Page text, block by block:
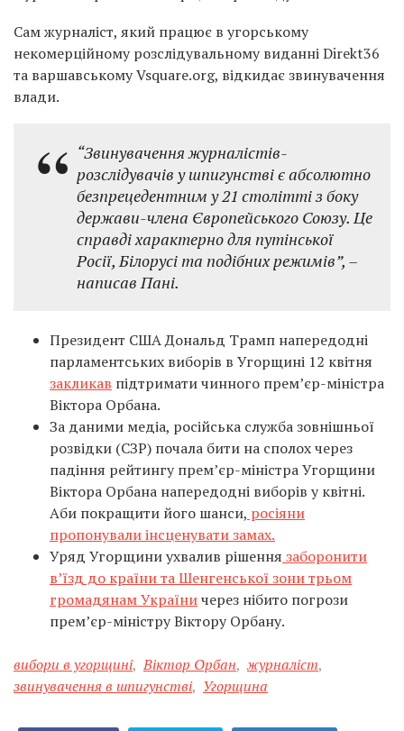
Сам журналіст, який працює в угорському
некомерційному розслідувальному виданні Direkt36
та варшавському Vsquare.org, відкидає звинувачення
влади.
“Звинувачення журналістів-
розслідувачів у шпигунстві є абсолютно
безпрецедентним у 21 столітті з боку
держави-члена Європейського Союзу. Це
справді характерно для путінської
Росії, Білорусі та подібних режимів”, –
написав Пані.
Президент США Дональд Трамп напередодні
парламентських виборів в Угорщині 12 квітня
закликав підтримати чинного прем’єр-міністра
Віктора Орбана.
За даними медіа, російська служба зовнішньої
розвідки (СЗР) почала бити на сполох через
падіння рейтингу прем’єр-міністра Угорщини
Віктора Орбана напередодні виборів у квітні.
Аби покращити його шанси, росіяни
пропонували інсценувати замах.
Уряд Угорщини ухвалив рішення заборонити
в’їзд до країни та Шенгенської зони трьом
громадянам Україничерез нібито погрози
прем’єр-міністру Віктору Орбану.
вибори в угорщині, Віктор Орбан, журналіст,
звинувачення в шпигунстві, Угорщина